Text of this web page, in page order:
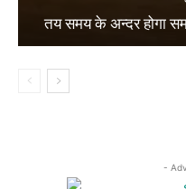
तय समय के अन्दर होगा
-